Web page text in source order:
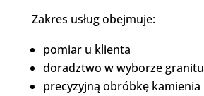
Zakres usług obejmuje:
pomiar u klienta
doradztwo w wyborze granitu
precyzyjną obróbkę kamienia